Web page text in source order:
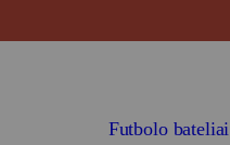
Futbolo bateliai